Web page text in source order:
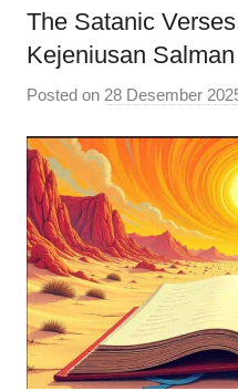
The Satanic
Kejeniusan
Posted on 28 Desember